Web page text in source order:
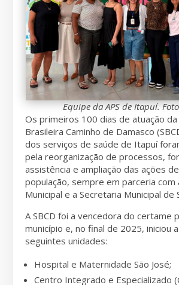
Equipe da APS de Itapuí.
Os primeiros 100 dias de atuação da
Brasileira Caminho de Damasco
dos serviços de saúde de Itapuí
pela reorganização de processos,
assistência e ampliação das ações
população, sempre em parceria com
Municipal e a Secretaria Municipal de
A SBCD foi a vencedora do certame
município e, no final de 2025, iniciou
seguintes unidades:
Hospital e Maternidade São José;
Centro Integrado e Especializado